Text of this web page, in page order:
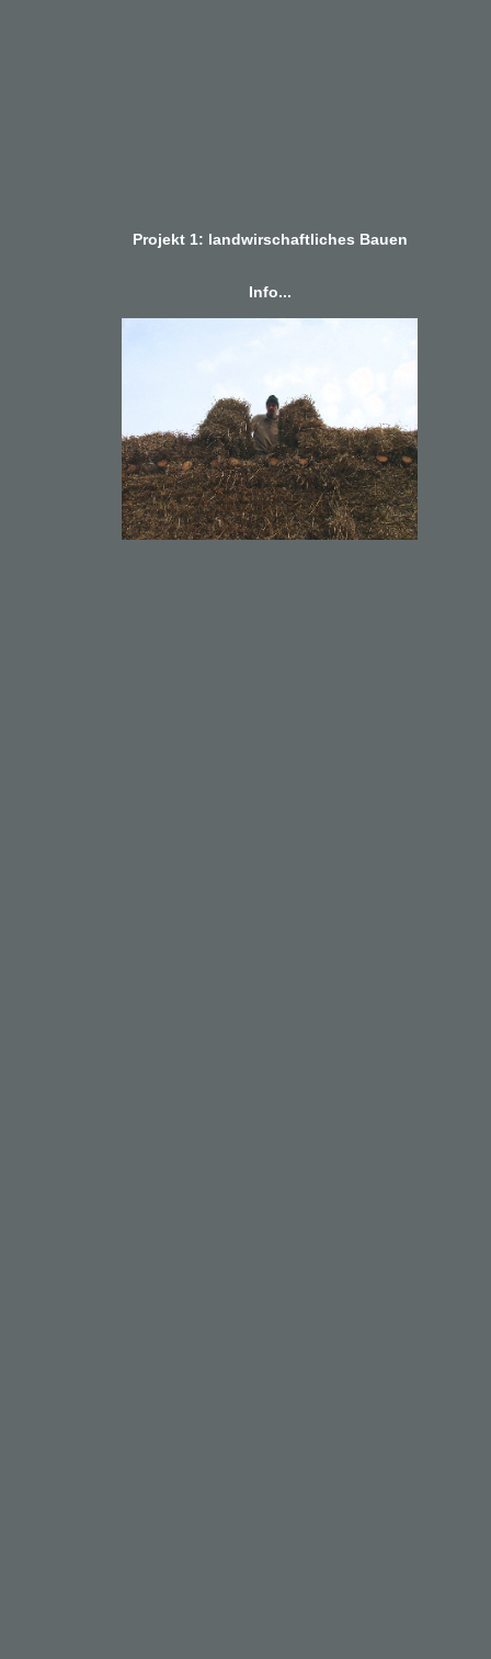
Projekt 1: landwirschaftliches Bauen
Info...